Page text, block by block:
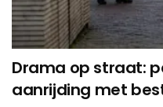
Drama op straat:
aanrijding met